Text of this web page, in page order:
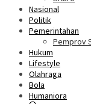
Nasional
Politik
Pemerintahan
Pemprov
Hukum
Lifestyle
Olahraga
Bola
Humaniora